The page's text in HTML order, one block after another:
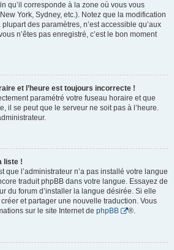
qu’il corresponde à la zone où vous vous
York, Sydney, etc.). Notez que la modification
des paramètres, n’est accessible qu’aux
n’êtes pas enregistré, c’est le bon moment
et l’heure est toujours incorrecte !
paramétré votre fuseau horaire et que
il se peut que le serveur ne soit pas à l’heure.
liste !
que l’administrateur n’a pas installé votre langue
traduit phpBB dans votre langue. Essayez de
du forum d’installer la langue désirée. Si elle
créer et partager une nouvelle traduction. Vous
sur le site Internet de phpBB ®.